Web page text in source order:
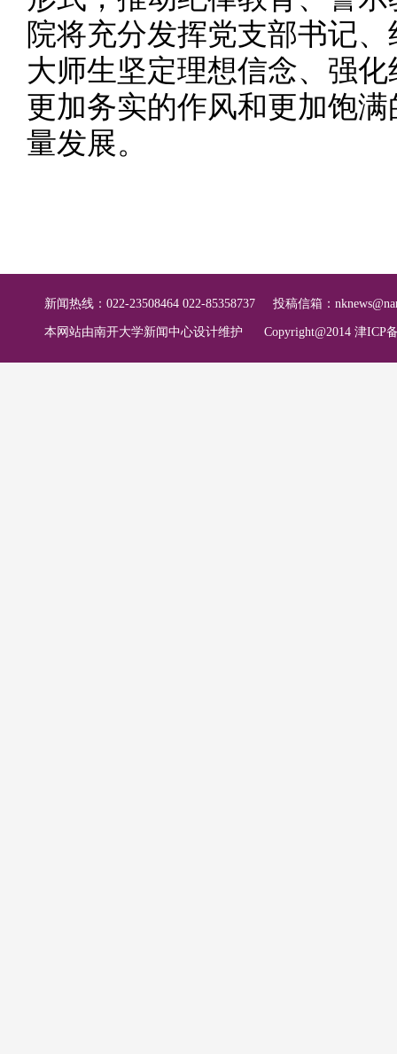
院将充分发挥党支部书记
大师生坚定理想信念、强
更加务实的作风和更加饱
量发展。
新闻热线：022-23508464 022-85358737 投稿信箱：
本网站由南开大学新闻中心设计维护 Copyright@2014 津ICP